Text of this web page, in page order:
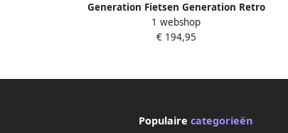
Generation Fietsen Generation Retro
14 inch Rood – Kinderfiets met dje
1 webshop
€ 194,95
Populairecategorieën